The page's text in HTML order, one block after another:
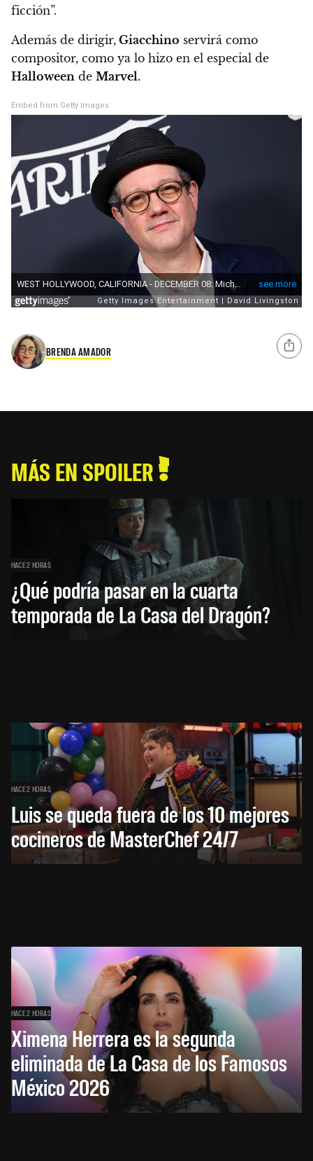
ficción”.
Además de dirigir, Giacchino servirá como
compositor, como ya lo hizo en el especial de
Halloween de Marvel.
Embed from Getty Images
BRENDA AMADOR
MÁS EN SPOILER
HACE 2 HORAS
¿Qué podría pasar en la cuarta
temporada de La Casa del Dragón?
HACE 2 HORAS
Luis se queda fuera de los 10 mejores
cocineros de MasterChef 24/7
HACE 2 HORAS
Ximena Herrera es la segunda
eliminada de La Casa de los Famosos
México 2026